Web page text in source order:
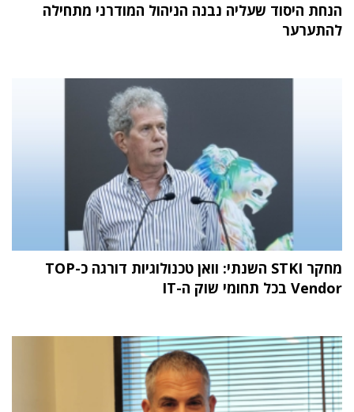
הנחת היסוד שעליה נבנה הניהול המודרני מתחילה
להתערער
מחקר STKI השנתי: וואן טכנולוגיות דורגה כ-TOP
Vendor בכל תחומי שוק ה-IT